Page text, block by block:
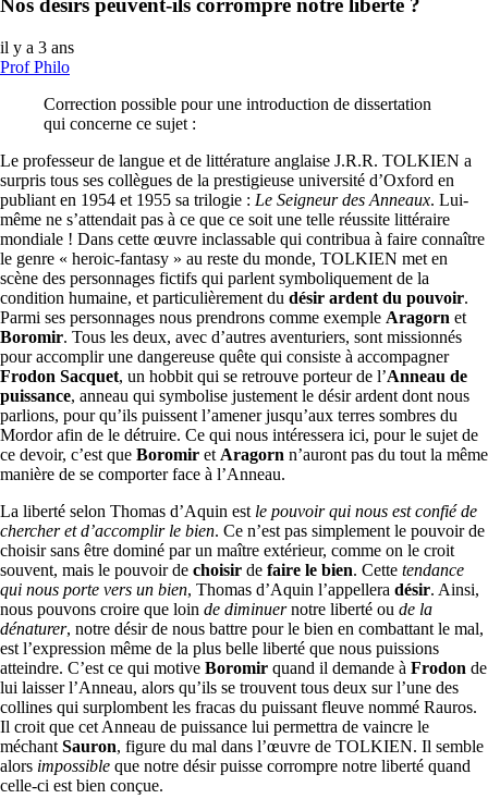
Nos désirs peuvent-ils corrompre notre liberté ?
il y a 3 ans
Prof Philo
Correction possible pour une introduction de dissertation
qui concerne ce sujet :
Le professeur de langue et de littérature anglaise J.R.R. TOLKIEN a
surpris tous ses collègues de la prestigieuse université d’Oxford en
publiant en 1954 et 1955 sa trilogie : Le Seigneur des Anneaux. Lui-
même ne s’attendait pas à ce que ce soit une telle réussite littéraire
mondiale ! Dans cette œuvre inclassable qui contribua à faire connaître
le genre « heroic-fantasy » au reste du monde, TOLKIEN met en
scène des personnages fictifs qui parlent symboliquement de la
condition humaine, et particulièrement du désir ardent du pouvoir.
Parmi ses personnages nous prendrons comme exemple Aragorn et
Boromir. Tous les deux, avec d’autres aventuriers, sont missionnés
pour accomplir une dangereuse quête qui consiste à accompagner
Frodon Sacquet, un hobbit qui se retrouve porteur de l’Anneau de
puissance, anneau qui symbolise justement le désir ardent dont nous
parlions, pour qu’ils puissent l’amener jusqu’aux terres sombres du
Mordor afin de le détruire. Ce qui nous intéressera ici, pour le sujet de
ce devoir, c’est que Boromir et Aragorn n’auront pas du tout la même
manière de se comporter face à l’Anneau.
La liberté selon Thomas d’Aquin est le pouvoir qui nous est confié de
chercher et d’accomplir le bien. Ce n’est pas simplement le pouvoir de
choisir sans être dominé par un maître extérieur, comme on le croit
souvent, mais le pouvoir de choisir de faire le bien. Cette tendance
qui nous porte vers un bien, Thomas d’Aquin l’appellera désir. Ainsi,
nous pouvons croire que loin de diminuernotre liberté ou de la
dénaturer, notre désir de nous battre pour le bien en combattant le mal,
est l’expression même de la plus belle liberté que nous puissions
atteindre. C’est ce qui motive Boromir quand il demande à Frodon de
lui laisser l’Anneau, alors qu’ils se trouvent tous deux sur l’une des
collines qui surplombent les fracas du puissant fleuve nommé Rauros.
Il croit que cet Anneau de puissance lui permettra de vaincre le
méchant Sauron, figure du mal dans l’œuvre de TOLKIEN. Il semble
alors impossible que notre désir puisse corrompre notre liberté quand
celle-ci est bien conçue.